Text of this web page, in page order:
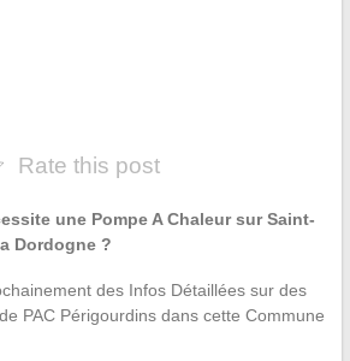
Rate this post
une Pompe A Chaleur sur Saint-
Dordogne ?
des Infos Détaillées sur des
PAC Périgourdins dans cette Commune